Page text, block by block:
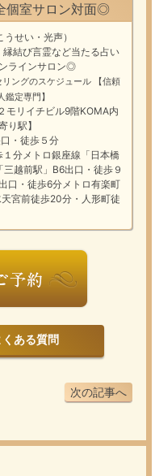
個室サロン対面◎
せい・光声）
縁結び言霊など当たる占い
ラインサロン◎
ングのスケジュール
【信頼
定専門】
リイチビル9階KOMA内
り駅】
・徒歩５分
分メトロ銀座線「日本橋
越前駅」B6出口・徒歩９
口・徒歩6分メトロ有楽町
宮前徒歩20分・人形町徒
くある質問
次の記事へ